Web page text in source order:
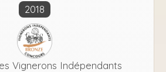
2018
Vignerons Indépendants